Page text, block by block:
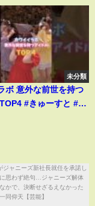
未分類
ボ 意外な前世を持つ
#きゅーすと #ふ